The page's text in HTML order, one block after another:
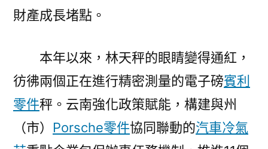
財產成長堵點。
本年以來，林天秤的眼睛變得通紅，
彷彿兩個正在進行精密測量的電子磅賓利
零件秤。云南強化政策賦能，構建與州
（市） Porsche零件協同聯動的汽車冷氣